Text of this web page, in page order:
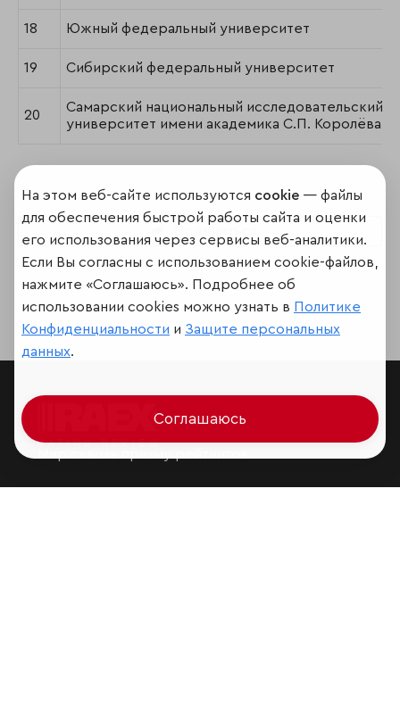
18 Южный федеральный университет
19 Сибирский федеральный университет
20
Самарский национальный исследовательский
университет имени академика С.П. Королёва
На этом веб-сайте используются cookie — файлы
для обеспечения быстрой работы сайта и оценки
его использования через сервисы веб-аналитики.
Если Вы согласны с использованием cookie-файлов,
нажмите «Соглашаюсь». Подробнее об
использовании cookies можно узнать в Политике
Конфиденциальности и Защите персональных
данных.
Соглашаюсь